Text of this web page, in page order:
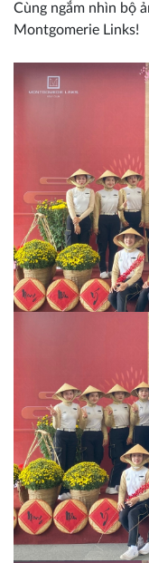
Cùng ngắm nhìn bộ
Montgomerie Links!